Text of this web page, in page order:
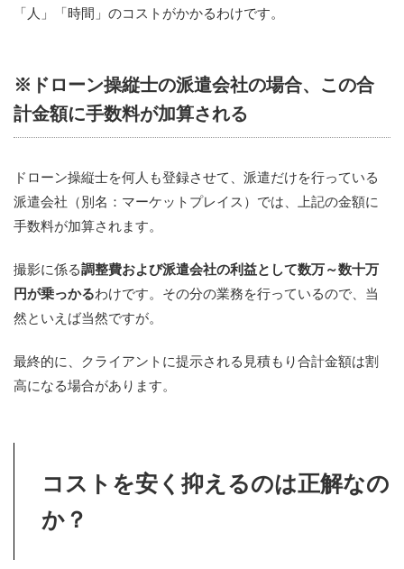
「人」「時間」のコストがかかるわけです。
※ドローン操縦士の派遣会社の場合、この合
計金額に手数料が加算される
ドローン操縦士を何人も登録させて、派遣だけを行っている
派遣会社（別名：マーケットプレイス）では、上記の金額に
手数料が加算されます。
撮影に係る調整費および派遣会社の利益として数万～数十万
円が乗っかるわけです。その分の業務を行っているので、当
然といえば当然ですが。
最終的に、クライアントに提示される見積もり合計金額は割
高になる場合があります。
コストを安く抑えるのは正解なの
か？